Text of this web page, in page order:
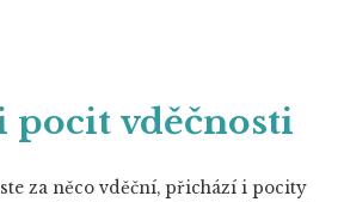
pocit vděčnosti
za něco vděční, přichází i pocity